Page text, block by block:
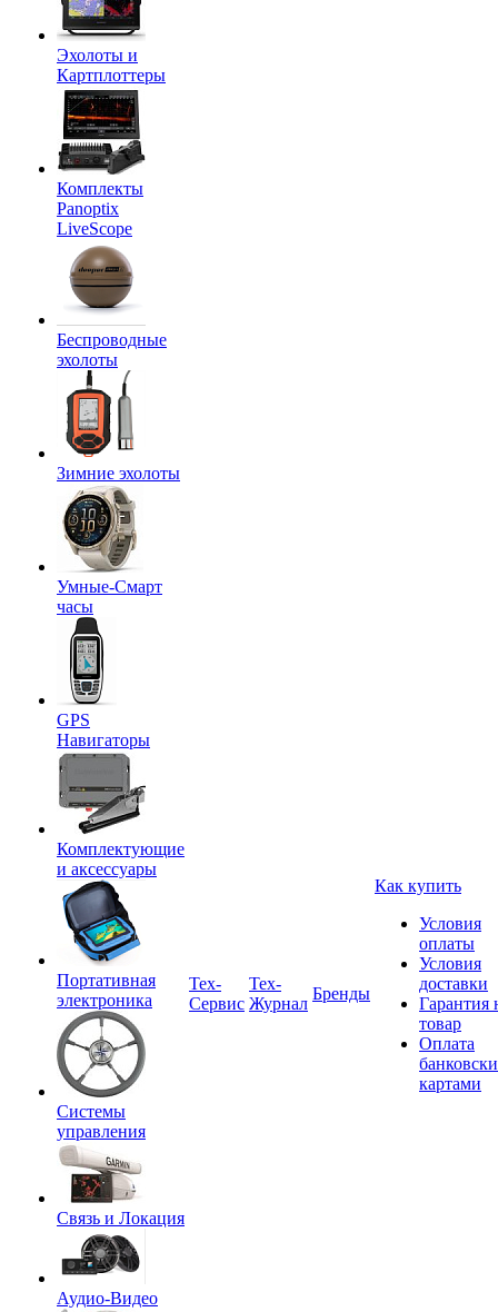
Эхолоты и
Картплоттеры
Комплекты
Panoptix
LiveScope
Беспроводные
эхолоты
Зимние эхолоты
Умные-Смарт
часы
GPS
Навигаторы
Комплектующие
и аксессуары
Портативная
электроника
Системы
управления
Связь и Локация
Аудио-Видео
Tex-
Сервис
Тех-
Журнал
Бренды
Как купить
Условия
оплаты
Условия
доставки
Гарантия
товар
Оплата
картами